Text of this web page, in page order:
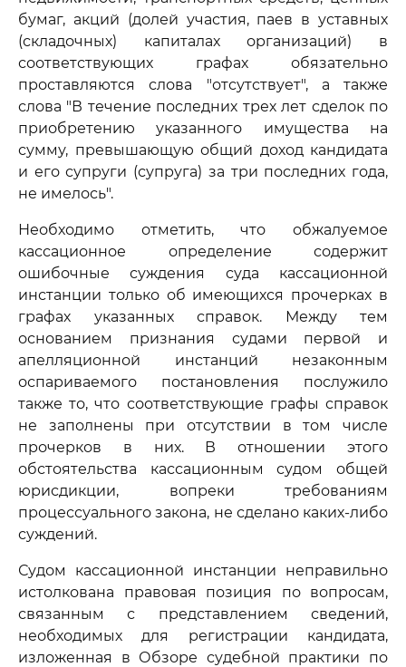
бумаг, акций (долей участия, паев в уставных
(складочных) капиталах организаций) в
соответствующих графах обязательно
проставляются слова "отсутствует", а также
слова "В течение последних трех лет сделок по
приобретению указанного имущества на
сумму, превышающую общий доход кандидата
и его супруги (супруга) за три последних года,
не имелось".
Необходимо отметить, что обжалуемое
кассационное определение содержит
ошибочные суждения суда кассационной
инстанции только об имеющихся прочерках в
графах указанных справок. Между тем
основанием признания судами первой и
апелляционной инстанций незаконным
оспариваемого постановления послужило
также то, что соответствующие графы справок
не заполнены при отсутствии в том числе
прочерков в них. В отношении этого
обстоятельства кассационным судом общей
юрисдикции, вопреки требованиям
процессуального закона, не сделано каких-либо
суждений.
Судом кассационной инстанции неправильно
истолкована правовая позиция по вопросам,
связанным с представлением сведений,
необходимых для регистрации кандидата,
изложенная в Обзоре судебной практики по